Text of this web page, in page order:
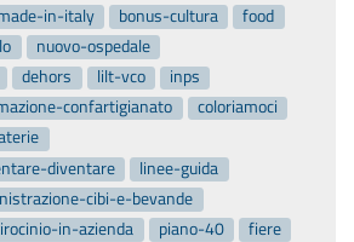
in-italy bonus-cultura
food
nuovo-ospedale
dehors lilt-vco
inps
confartigianato
coloriamoci
diventare
linee-guida
cibi-e-bevande
in-azienda piano-40
fiere